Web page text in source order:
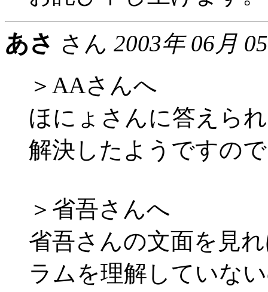
あさ さん 2003年 06月
＞AAさんへ
ほにょさんに答えら
解決したようですの
＞省吾さんへ
省吾さんの文面を見
ラムを理解していな